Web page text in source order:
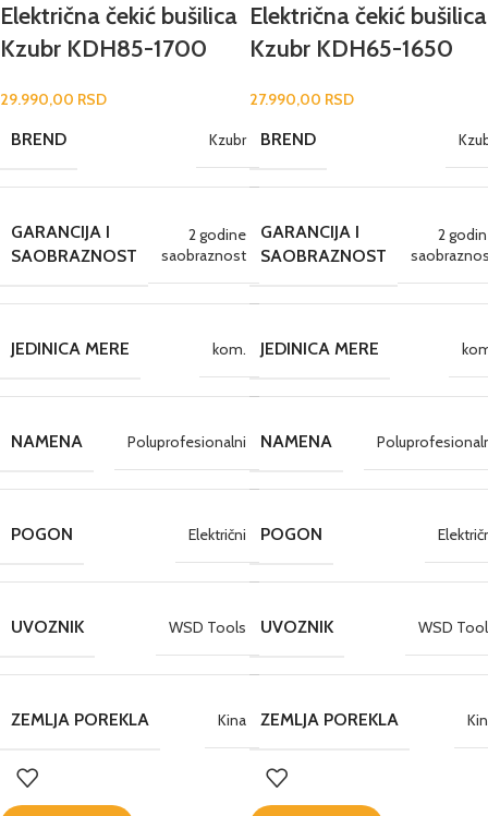
Električna čekić bušilica
Kzubr KDH85-1700
29.990,00 RSD
BREND Kzubr
GARANCIJA I
SAOBRAZNOST
2 godine
saobraznost
JEDINICA MERE kom.
NAMENA Poluprofesionalni
POGON Električni
UVOZNIK WSD Tools
ZEMLJA POREKLA Kina
Električna čekić bušilica
Kzubr KDH65-1650
27.990,00 RSD
BREND
GARANCIJA I
SAOBRAZNOST
2
JEDINICA MERE
NAMENA
POGON
UVOZNIK WSD
ZEMLJA POREKLA